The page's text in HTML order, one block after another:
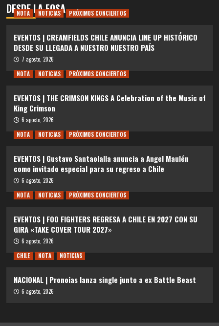
DESDE LA FOSA
NOTA NOTICIAS PRÓXIMOS CONCIERTOS
EVENTOS | CREAMFIELDS CHILE ANUNCIA LINE UP HISTÓRICO
DESDE SU LLEGADA A NUESTRO NUESTRO PAÍS
7 agosto, 2026
NOTA
NOTICIAS PRÓXIMOS CONCIERTOS
EVENTOS | THE CRIMSON KINGS A Celebration of the Music of
King Crimson
6 agosto, 2026
NOTA
NOTICIAS PRÓXIMOS CONCIERTOS
EVENTOS | Gustavo Santaolalla anuncia a Angel Maulén
como invitado especial para su regreso a Chile
6 agosto, 2026
NOTA
NOTICIAS PRÓXIMOS CONCIERTOS
EVENTOS | FOO FIGHTERS REGRESA A CHILE EN 2027 CON SU
GIRA «TAKE COVER TOUR 2027»
6 agosto, 2026
CHILE
NOTA NOTICIAS
NACIONAL | Pronoias lanza single junto a ex Battle Beast
6 agosto, 2026